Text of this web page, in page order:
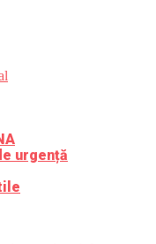
urgență